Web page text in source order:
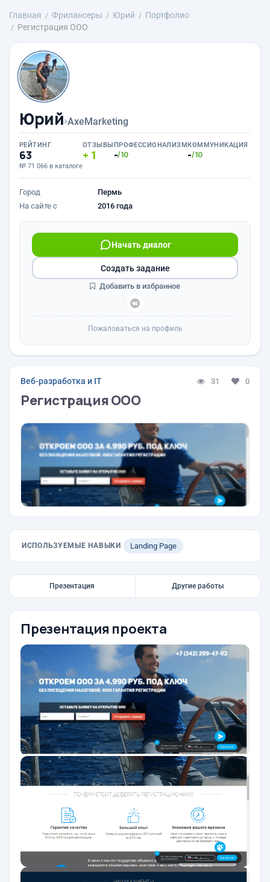
Главная Фрилансеры Юрий
Портфолио
Регистрация ООО
Юрий›AxeMarketing
РЕЙТИНГ
63
№ 71 066 в каталоге
ОТЗЫВЫ
1
ПРОФЕССИОНАЛИЗМ
-/10
КОММУНИКАЦИЯ
-/10
Город
Пермь
На сайте с
2016 года
Начать диалог
Создать задание
Добавить в избранное
Пожаловаться на профиль
Веб-разработка и IT 31 0
Регистрация ООО
ИСПОЛЬЗУЕМЫЕ НАВЫКИ Landing Page
Презентация Другие работы
Презентация проекта